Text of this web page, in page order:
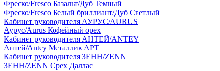
Фреско/Fresco Базальт/Дуб Темный
Фреско/Fresco Белый бриллиант/Дуб Светлый
Кабинет руководителя АУРУС/AURUS
Аурус/Aurus Кофейный орех
Кабинет руководителя АНТЕЙ/ANTEY
Антей/Antey Металлик АРТ
Кабинет руководителя ЗЕНН/ZENN
ЗЕНН/ZENN Орех Даллас